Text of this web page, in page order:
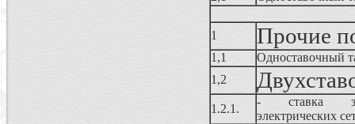
1 Прочие
1,1
Одноставочный
1,2
1.2.1.
- ставка за
электрических